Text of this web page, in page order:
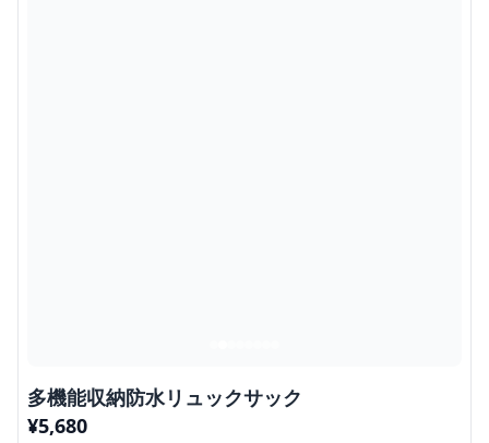
多機能収納防水リュックサック
¥5,680